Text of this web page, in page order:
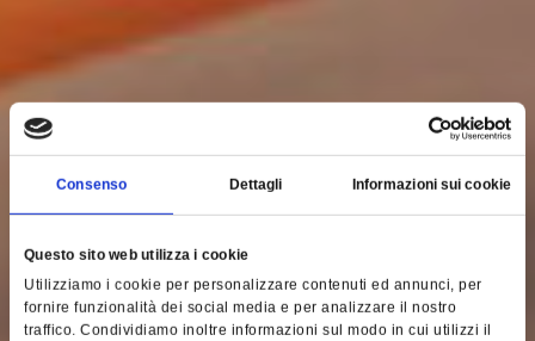
Consenso Dettagli Informazioni sui cookie
Questo sito web utilizza i cookie
Utilizziamo i cookie per personalizzare contenuti ed annunci, per
fornire funzionalità dei social media e per analizzare il nostro
traffico. Condividiamo inoltre informazioni sul modo in cui utilizzi il